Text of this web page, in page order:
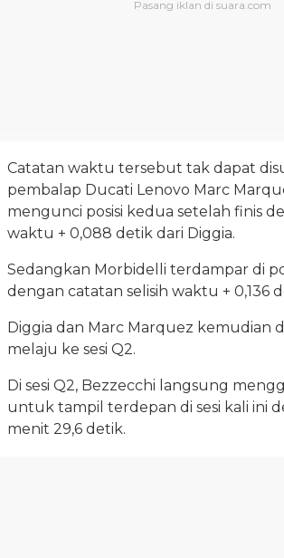
Catatan waktu tersebut tak dapat
pembalap Ducati Lenovo Marc
mengunci posisi kedua setelah finis
waktu + 0,088 detik dari Diggia.
Sedangkan Morbidelli terdampar di
dengan catatan selisih waktu + 0,136
Diggia dan Marc Marquez kemudian
melaju ke sesi Q2.
Di sesi Q2, Bezzecchi langsung
untuk tampil terdepan di sesi kali ini
menit 29,6 detik.